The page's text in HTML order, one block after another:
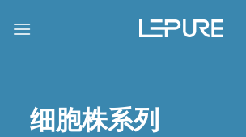
细胞株系列